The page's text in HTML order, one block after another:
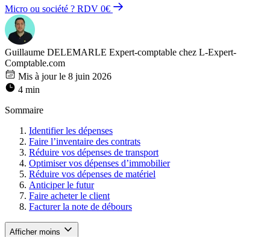
Micro ou société ? RDV 0€
Guillaume DELEMARLE Expert-comptable chez L-Expert-
Comptable.com
Mis à jour le 8 juin 2026
4 min
Sommaire
Identifier les dépenses
Faire l’inventaire des contrats
Réduire vos dépenses de transport
Optimiser vos dépenses d’immobilier
Réduire vos dépenses de matériel
Anticiper le futur
Faire acheter le client
Facturer la note de débours
Afficher moins